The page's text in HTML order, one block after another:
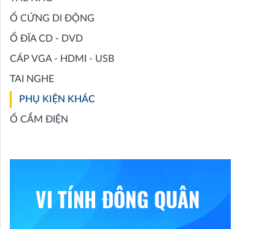
Ổ CỨNG DI ĐỘNG
Ổ ĐĨA CD - DVD
CÁP VGA - HDMI - USB
TAI NGHE
PHỤ KIỆN KHÁC
Ổ CẮM ĐIỆN